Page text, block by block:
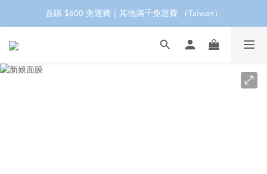
工作日下單 24小時內 快速出貨
首購 $600 免運費｜其他滿千免運費 （Taiwan）
首購會員95折再折$100｜加LINE領$68折價券 ➩